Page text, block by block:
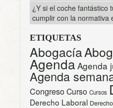
¿Y si el coche fantástico
cumplir con la normativa
ETIQUETAS
Abogacía
Agenda Agenda
Agenda
CongresoCurso Cursos
Derecho Laboral